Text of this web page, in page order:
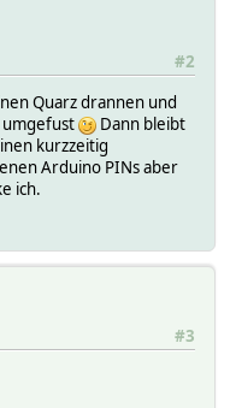
#2
Quarz drannen und
umgefust
Dann bleibt
kurzzeitig
Arduino PINs aber
ich.
#3